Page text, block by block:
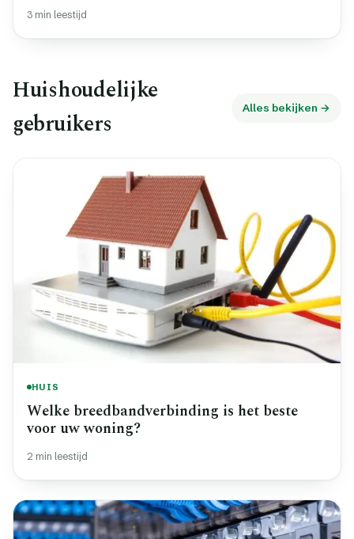
3 min leestijd
Huishoudelijke
gebruikers
Alles bekijken →
HUIS
Welke breedbandverbinding is het beste
voor uw woning?
2 min leestijd